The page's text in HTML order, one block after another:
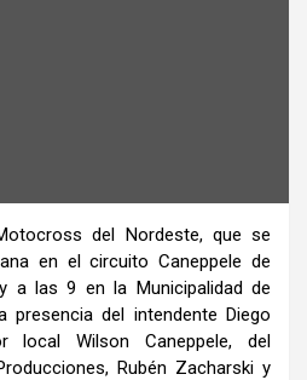
del Nordeste, que se
en el circuito Caneppele de
a las 9 en la Municipalidad de
presencia del intendente Diego
local Wilson Caneppele, del
Rubén Zacharski y